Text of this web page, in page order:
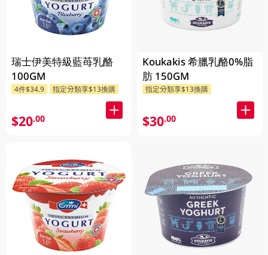
瑞士伊美特級藍苺乳酪
100GM
4件$34.9 指定分類享$13換購
$20.00
Koukakis 希臘乳酪0%脂
肪 150GM
指定分類享$13換購
$30.00